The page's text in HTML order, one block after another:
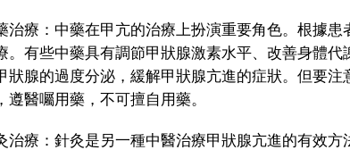
：中藥在甲亢的治療上扮演重要角色。根據患
。有些中藥具有調節甲狀腺激素水平、改善身體
狀腺的過度分泌，緩解甲狀腺亢進的症狀。但要
遵醫囑用藥，不可擅自用藥。
療：針灸是另一種中醫治療甲狀腺亢進的有效方